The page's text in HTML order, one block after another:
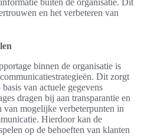
buiten de organisatie. Dit
en het verbeteren van
binnen de organisatie is
Dit zorgt
van actuele gegevens
dragen bij aan transparantie en
mogelijke verbeterpunten in
Hierdoor kan de
op de behoeften van klanten